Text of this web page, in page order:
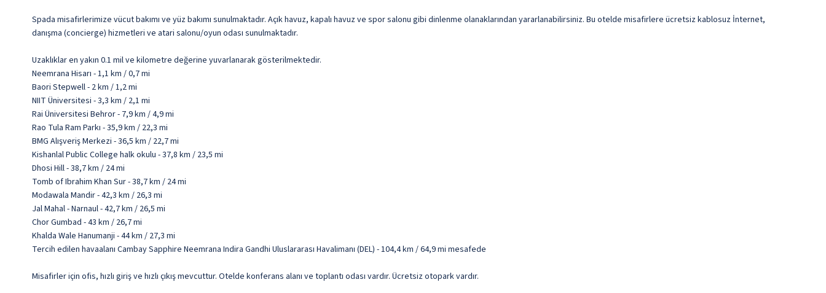
Spada misafirlerimize vücut bakımı ve yüz bakımı sunulmaktadır. Açık havuz, kapalı havuz ve spor salonu gibi dinlenme olanaklarından yararlanabilirsiniz. Bu otelde misafirlere ücretsiz kablosuz İnternet,
danışma (concierge) hizmetleri ve atari salonu/oyun odası sunulmaktadır.
Uzaklıklar en yakın 0.1 mil ve kilometre değerine yuvarlanarak gösterilmektedir.
Neemrana Hisarı - 1,1 km / 0,7 mi
Baori Stepwell - 2 km / 1,2 mi
NIIT Üniversitesi - 3,3 km / 2,1 mi
Rai Üniversitesi Behror - 7,9 km / 4,9 mi
Rao Tula Ram Parkı - 35,9 km / 22,3 mi
BMG Alışveriş Merkezi - 36,5 km / 22,7 mi
Kishanlal Public College halk okulu - 37,8 km / 23,5 mi
Dhosi Hill - 38,7 km / 24 mi
Tomb of Ibrahim Khan Sur - 38,7 km / 24 mi
Modawala Mandir - 42,3 km / 26,3 mi
Jal Mahal - Narnaul - 42,7 km / 26,5 mi
Chor Gumbad - 43 km / 26,7 mi
Khalda Wale Hanumanji - 44 km / 27,3 mi
Tercih edilen havaalanı Cambay Sapphire Neemrana Indira Gandhi Uluslararası Havalimanı (DEL) - 104,4 km / 64,9 mi mesafede
Misafirler için ofis, hızlı giriş ve hızlı çıkış mevcuttur. Otelde konferans alanı ve toplantı odası vardır. Ücretsiz otopark vardır.